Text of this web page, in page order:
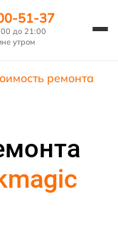
51-37
до 21:00
утром
ремонта